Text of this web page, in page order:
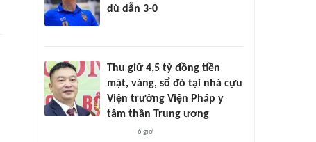
dù dẫn 3-0
Thu giữ 4,5 tỷ đồng tiền
mặt, vàng, sổ đỏ tại nhà cựu
Viện trưởng Viện Pháp y
tâm thần Trung ương
6 giờ